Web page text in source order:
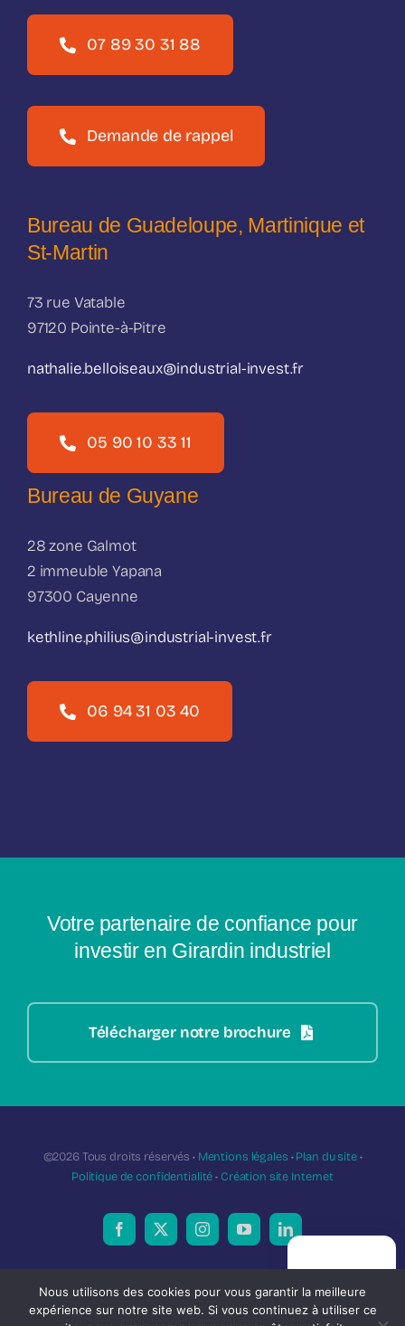
07 89 30 31 88
Demande de rappel
Bureau de Guadeloupe, Martinique et
St-Martin
73 rue Vatable
97120 Pointe-à-Pitre
nathalie.belloiseaux@industrial-invest.fr
05 90 10 33 11
Bureau de Guyane
28 zone Galmot
2 immeuble Yapana
97300 Cayenne
kethline.philius@industrial-invest.fr
06 94 31 03 40
Votre partenaire de confiance pour
investir en Girardin industriel
Télécharger notre brochure
©2026 Tous droits réservés • Mentions légales •Plan du site•
Politique de confidentialité• Création site Internet
un risque en capital encadré.
SAS au capital social de 1500 € – RCA Angers 820 683 787 – Images :
RENDEZ-VOUS
Nous utilisons des cookies pour vous garantir la meilleure
expérience sur notre site web. Si vous continuez à utiliser ce